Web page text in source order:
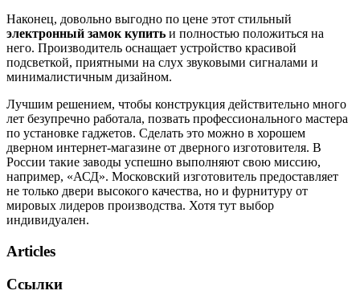
Наконец, довольно выгодно по цене этот стильный
электронный замок купить и полностью положиться на
него. Производитель оснащает устройство красивой
подсветкой, приятными на слух звуковыми сигналами и
минималистичным дизайном.
Лучшим решением, чтобы конструкция действительно много
лет безупречно работала, позвать профессионального мастера
по установке гаджетов. Сделать это можно в хорошем
дверном интернет-магазине от дверного изготовителя. В
России такие заводы успешно выполняют свою миссию,
например, «АСД». Московский изготовитель предоставляет
не только двери высокого качества, но и фурнитуру от
мировых лидеров производства. Хотя тут выбор
индивидуален.
Articles
Ссылки